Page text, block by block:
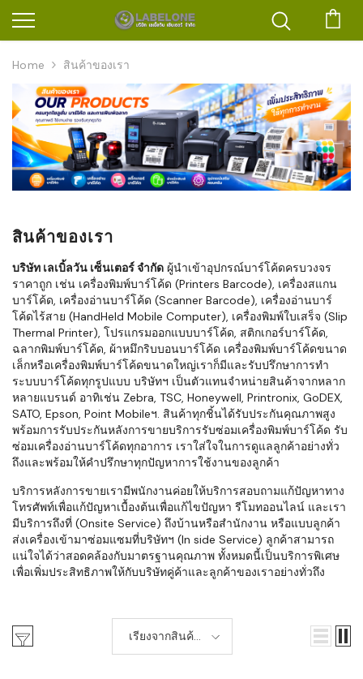
Home สินค้าของเรา
สินค้าของเรา
บริษัท เลเบิ้ลวัน เซ็นเตอร์ จำกัด ผู้นำเข้าอุปกรณ์บาร์โค้ดครบวงจร
ราคาถูก เช่น เครื่องพิมพ์บาร์โค้ด (Printers Barcode), เครื่องสแกน
บาร์โค้ด, เครื่องอ่านบาร์โค้ด (Scanner Barcode), เครื่องอ่านบาร์
โค้ดไร้สาย (HandHeld Mobile Computer), เครื่องพิมพ์ใบเสร็จ (Slip
Thermal Printer), โปรแกรมออกแบบบาร์โค้ด, สติกเกอร์บาร์โค้ด,
ฉลากพิมพ์บาร์โค้ด, ผ้าหมึกริบบอนบาร์โค้ด เครื่องพิมพ์บาร์โค้ดขนาด
เล็กหรือเครื่องพิมพ์บาร์โค้ดขนาดใหญ่เราก็มีและรับปรึกษาการทำ
ระบบบาร์โค้ดทุกรูปแบบ บริษัทฯ เป็นตัวแทนจำหน่ายสินค้าจากหลาก
หลายแบรนด์ อาทิเช่น Zebra, TSC, Honeywell, Printronix, GoDEX,
SATO, Epson, Point Mobileฯ. สินค้าทุกชิ้นได้รับประกันคุณภาพสูง
พร้อมการรับประกันหลังการขายบริการรับซ่อมเครื่องพิมพ์บาร์โค้ด รับ
ซ่อมเครื่องอ่านบาร์โค้ดทุกอาการ เราใส่ใจในการดูแลลูกค้าอย่างทั่ว
ถึงและพร้อมให้คำปรึกษาทุกปัญหาการใช้งานของลูกค้า
บริการหลังการขายเรามีพนักงานค่อยให้บริการสอบถามแก้ปัญหาทาง
โทรศัพท์เพื่อแก้ปัญหาเบื้องต้นเพื่อแก้ไขปัญหา รีโมทออนไลน์ และเรา
มีบริการถึงที่ (Onsite Service) ถึงบ้านหรือสำนักงาน หรือแบบลูกค้า
ส่งเครื่องเข้ามาซ่อมแซมที่บริษัทฯ (In side Service) ลูกค้าสามารถ
แน่ใจได้ว่าสอดคล้องกับมาตรฐานคุณภาพ ทั้งหมดนี้เป็นบริการพิเศษ
เพื่อเพิ่มประสิทธิภาพให้กับบริษัทคู่ค้าและลูกค้าของเราอย่างทั่วถึง
เรียงจากสินค้า
ใหม่-เก่า